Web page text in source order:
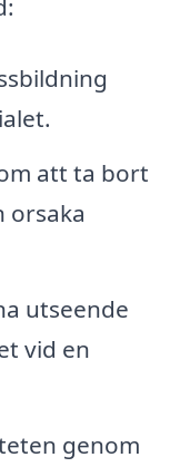
att ta bort
orsaka
utseende
vid en
genom